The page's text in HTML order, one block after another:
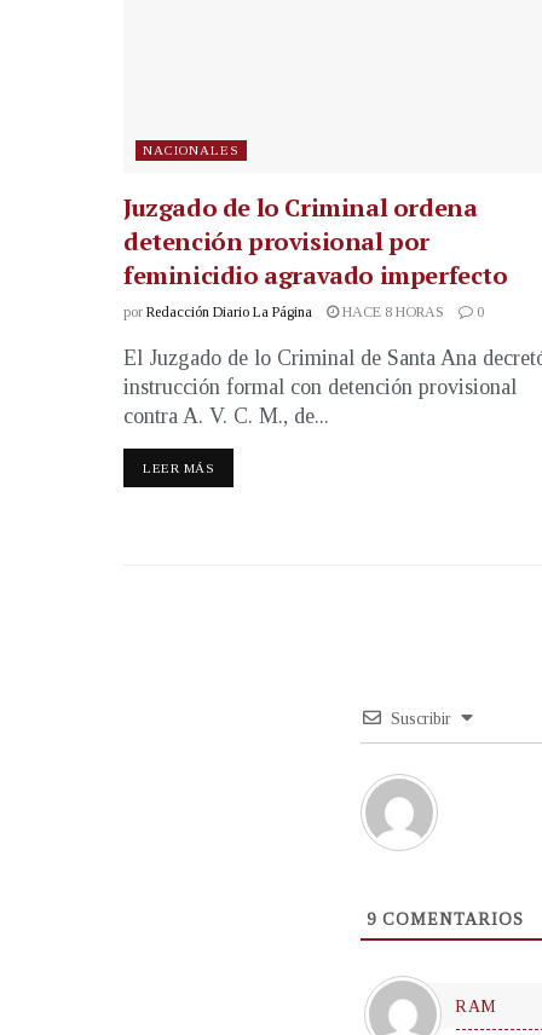
NACIONALES
Juzgado de lo Criminal ordena
detención provisional por
feminicidio agravado imperfecto
por Redacción Diario La Página HACE 8 HORAS 0
El Juzgado de lo Criminal de Santa Ana
instrucción formal con detención provisional
contra A. V. C. M., de...
LEER MÁS
Suscribir
9 COMENTARIOS
RAM